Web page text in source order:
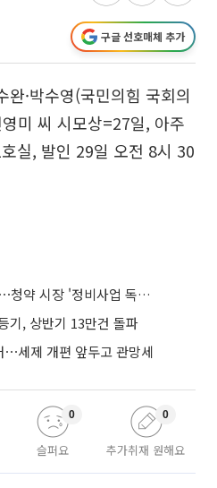
구글 선호매체 추가
·박수영(국민의힘 국회의
미 씨 시모상=27일, 아주
실, 발인 29일 오전 8시 30
"완성된 인프라에 몰린다"⋯청약 시장 '정비사업 독주' 42배 격차
기, 상반기 13만건 돌파
⋯세제 개편 앞두고 관망세
슬퍼요
0
추가취재 원해요
0